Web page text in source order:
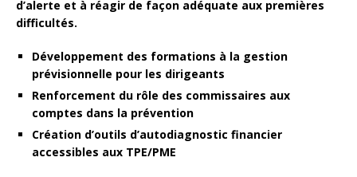
d’alerte et à réagir de façon adéquate aux premières
difficultés.
Développement des formations à la gestion
prévisionnelle pour les dirigeants
Renforcement du rôle des commissaires aux
comptes dans la prévention
Création d’outils d’autodiagnostic financier
accessibles aux TPE/PME